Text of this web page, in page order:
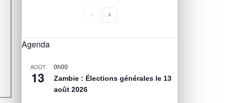
Agenda
AOÛT
13
0h00
Zambie : Élections générales le 13
août 2026